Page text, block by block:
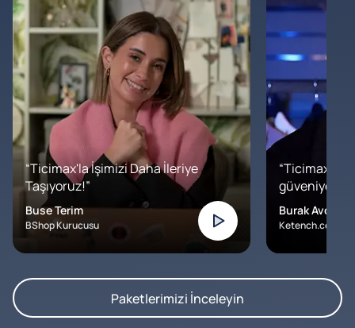
“Ticimax'la İşimizi Daha İleriye
Taşıyoruz!”
Buse Terim
BShop Kurucusu
“Ticimax'a
Burak Avcılar
Ketench.com –
Paketlerimizi İnceleyin